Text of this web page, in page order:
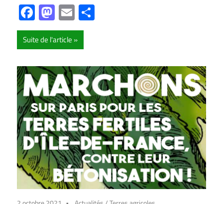
Facebook
Mastodon
Email
Suite de l'article